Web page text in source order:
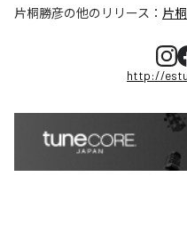
片桐勝彦の他のリリース： 片
http://